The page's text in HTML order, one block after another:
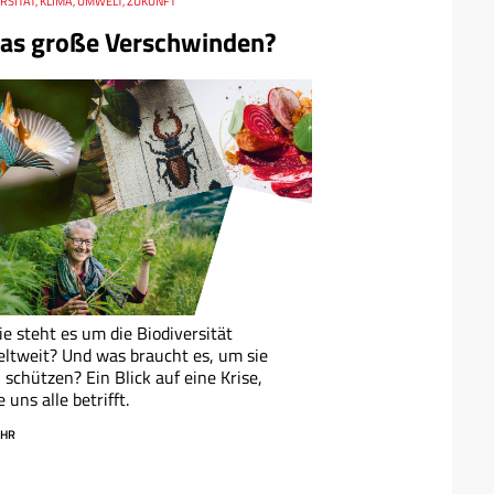
große Verschwinden?
steht es um die Biodiversität
Und was braucht es, um sie
schützen? Ein Blick auf eine Krise,
uns alle betrifft.